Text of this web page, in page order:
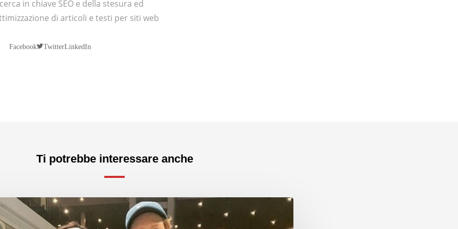
in chiave SEO e della stesura ed
di articoli e testi per siti web
Facebook TwitterLinkedIn
Ti potrebbe interessare anche